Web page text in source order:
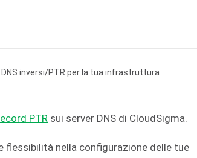
PTR sui server DNS di CloudSigma.
flessibilità nella configurazione delle tue